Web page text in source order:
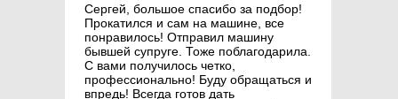
Сергей, большое спасибо за подбор!
Прокатился и сам на машине, все
понравилось! Отправил машину
бывшей супруге. Тоже поблагодарила.
С вами получилось четко,
профессионально! Буду обращаться и
впредь! Всегда готов дать